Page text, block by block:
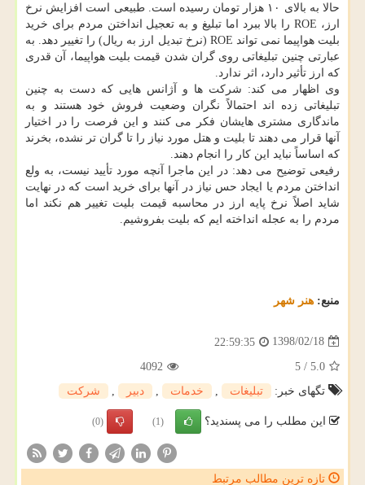
حالا به بالای ۱۰ هزار تومان رسیده است. طبیعی است افزایش نرخ
ارز، ROE را بالا ببرد اما تبلیغ و به تعجیل انداختن مردم برای خرید
بلیت هواپیما نمی تواند ROE (نرخ تبدیل ارز به ریال) را تغییر دهد. به
عبارتی چنین تبلیغاتی روی گران شدن قیمت بلیت هواپیما، آن قدری
كه ارز تأثیر دارد، اثر ندارد.
وی اظهار می كند: شركت ها و آژانس هایی كه دست به چنین
تبلیغاتی زده اند احتمالاً نگران وضعیت فروش خود هستند و به
ماندگاری مشتری هایشان فكر می كنند و این فرصت را در اختیار
آنها قرار می دهند تا بلیت و هتل مورد نیاز را تا گران تر نشده، بخرند
كه اساساً نباید این كار را انجام دهند.
رفیعی توضیح می دهد: در این ماجرا آنچه مورد تأیید نیست، به ولع
انداختن مردم یا ایجاد حس نیاز در آنها برای خرید است كه در نهایت
شاید اصلاً نرخ پایه ارز در محاسبه قیمت بلیت تغییر هم نكند اما
مردم را به عجله انداخته ایم كه بلیت بفروشیم.
منبع: هنر شهر
1398/02/18
22:59:35
5.0
/
5
4092
تگهای خبر:
تبلیغات خدمات دبیر شركت
این مطلب را می پسندید؟ (1)
(0)
تازه ترین مطالب مرتبط